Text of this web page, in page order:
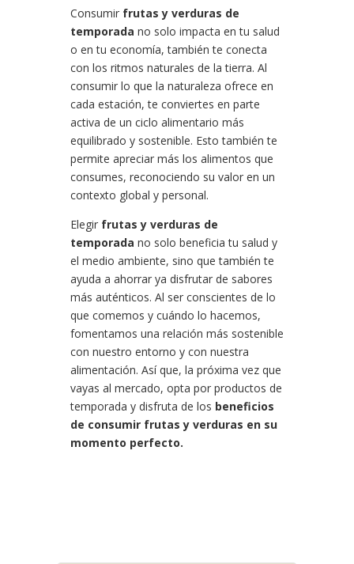
Consumir frutas y verduras de
temporada no solo impacta en tu salud
o en tu economía, también te conecta
con los ritmos naturales de la tierra. Al
consumir lo que la naturaleza ofrece en
cada estación, te conviertes en parte
activa de un ciclo alimentario más
equilibrado y sostenible. Esto también te
permite apreciar más los alimentos que
consumes, reconociendo su valor en un
contexto global y personal.
Elegir frutas y verduras de
temporada no solo beneficia tu salud y
el medio ambiente, sino que también te
ayuda a ahorrar ya disfrutar de sabores
más auténticos. Al ser conscientes de lo
que comemos y cuándo lo hacemos,
fomentamos una relación más sostenible
con nuestro entorno y con nuestra
alimentación. Así que, la próxima vez que
vayas al mercado, opta por productos de
temporada y disfruta de los beneficios
de consumir frutas y verduras en su
momento perfecto.